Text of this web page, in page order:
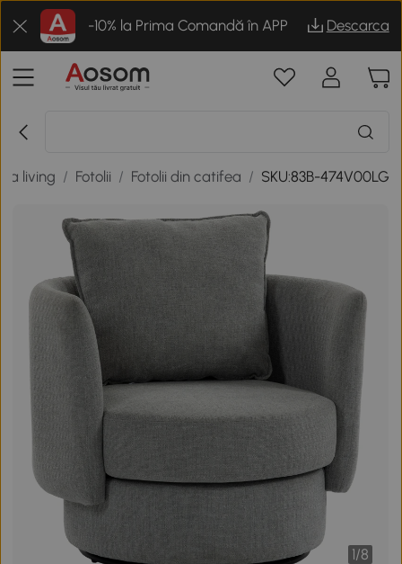
-10% la Prima Comandă în APP Descarca
living / Fotolii / Fotolii din catifea / SKU:83B-474V00LG
1/8